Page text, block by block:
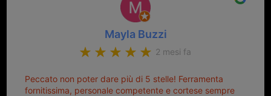
Mayla Buzzi
2 mesi fa
Peccato non poter dare più di 5 stelle! Ferramenta
fornitissima, personale competente e cortese sempre